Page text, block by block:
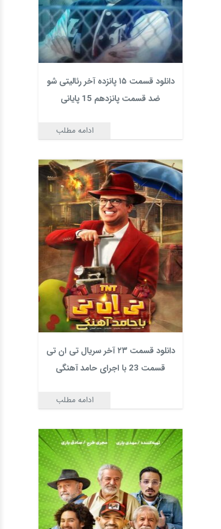
دانلود قسمت ۱۵ پانزده آخر رئالیتی شو
ضد قسمت پانزدهم 15 پایانی
ادامه مطلب
دانلود قسمت ۲۳ آخر سریال تی ان تی
قسمت 23 با اجرای حامد آهنگی
ادامه مطلب